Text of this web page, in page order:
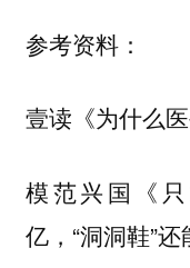
参考资料：
壹读《为什么
模范兴国《
亿，“洞洞鞋”还